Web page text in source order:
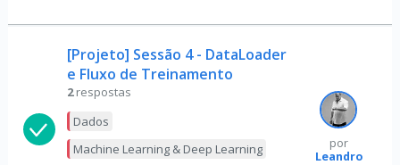
[Projeto] Sessão 4 - DataLoader
e Fluxo de Treinamento
2 respostas
Dados
Machine Learning & Deep Learning
por
Leandro